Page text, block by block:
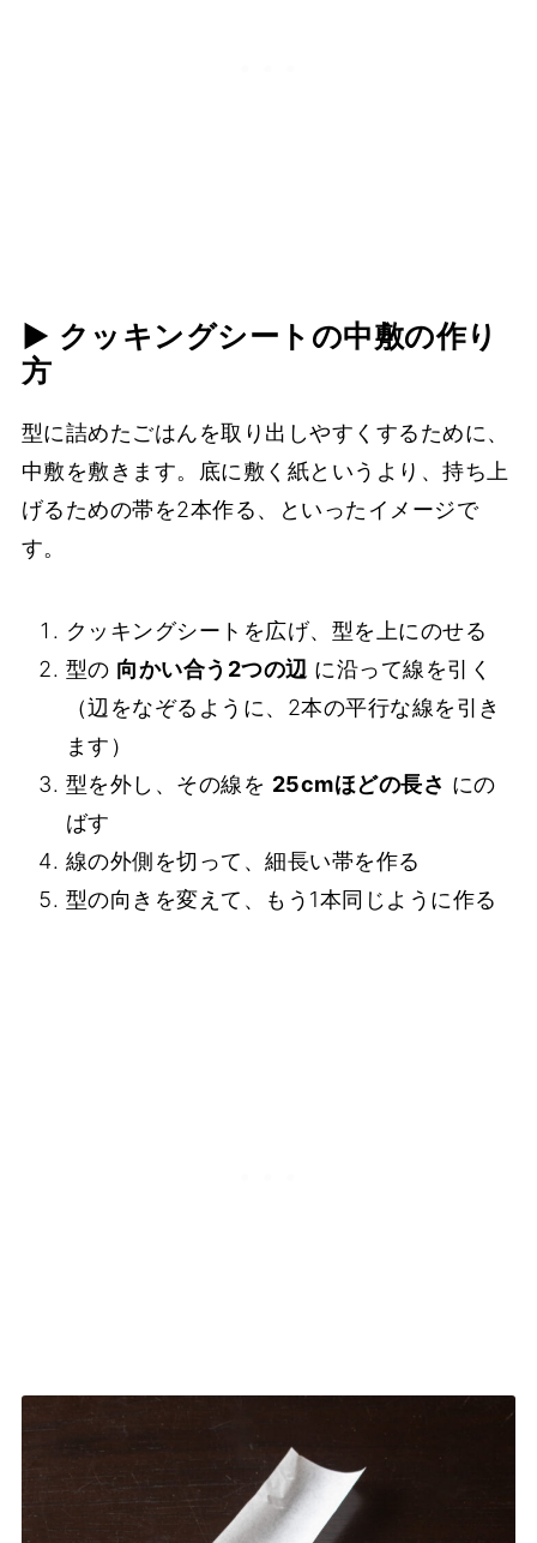
▶︎ クッキングシートの中敷の作り
方
型に詰めたごはんを取り出しやすくするために、
中敷を敷きます。底に敷く紙というより、持ち上
げるための帯を2本作る、といったイメージで
す。
クッキングシートを広げ、型を上にのせる
型の 向かい合う2つの辺 に沿って線を引く
（辺をなぞるように、2本の平行な線を引き
ます）
型を外し、その線を 25cmほどの長さ にの
ばす
線の外側を切って、細長い帯を作る
型の向きを変えて、もう1本同じように作る